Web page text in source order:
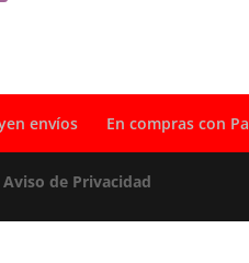
envíos En compras con
Aviso de Privacidad